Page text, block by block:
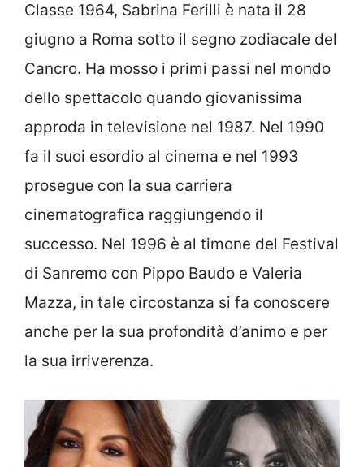
Classe 1964, Sabrina Ferilli è nata il 28
giugno a Roma sotto il segno zodiacale del
Cancro. Ha mosso i primi passi nel mondo
dello spettacolo quando giovanissima
approda in televisione nel 1987. Nel 1990
fa il suoi esordio al cinema e nel 1993
prosegue con la sua carriera
cinematografica raggiungendo il
successo. Nel 1996 è al timone del Festival
di Sanremo con Pippo Baudo e Valeria
Mazza, in tale circostanza si fa conoscere
anche per la sua profondità d’animo e per
la sua irriverenza.